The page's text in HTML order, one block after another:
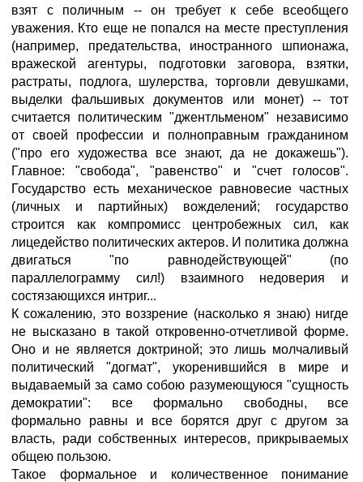
взят с поличным -- он требует к себе всеобщего
уважения. Кто еще не попался на месте преступления
(например, предательства, иностранного шпионажа,
вражеской агентуры, подготовки заговора, взятки,
растраты, подлога, шулерства, торговли девушками,
выделки фальшивых документов или монет) -- тот
считается политическим "джентльменом" независимо
от своей профессии и полноправным гражданином
("про его художества все знают, да не докажешь").
Главное: "свобода", "равенство" и "счет голосов".
Государство есть механическое равновесие частных
(личных и партийных) вожделений; государство
строится как компромисс центробежных сил, как
лицедейство политических актеров. И политика должна
двигаться "по равнодействующей" (по
параллелограмму сил!) взаимного недоверия и
состязающихся интриг...
К сожалению, это воззрение (насколько я знаю) нигде
не высказано в такой откровенно-отчетливой форме.
Оно и не является доктриной; это лишь молчаливый
политический "догмат", укоренившийся в мире и
выдаваемый за само собою разумеющуюся "сущность
демократии": все формально свободны, все
формально равны и все борятся друг с другом за
власть, ради собственных интересов, прикрываемых
общею пользою.
Такое формальное и количественное понимание